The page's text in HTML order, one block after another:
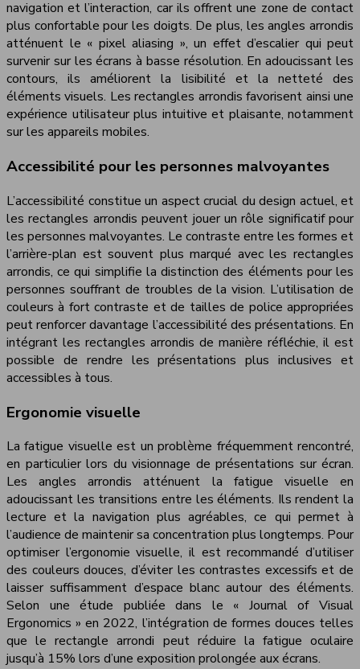
navigation et l’interaction, car ils offrent une zone de contact
plus confortable pour les doigts. De plus, les angles arrondis
atténuent le « pixel aliasing », un effet d’escalier qui peut
survenir sur les écrans à basse résolution. En adoucissant les
contours, ils améliorent la lisibilité et la netteté des
éléments visuels. Les rectangles arrondis favorisent ainsi une
expérience utilisateur plus intuitive et plaisante, notamment
sur les appareils mobiles.
Accessibilité pour les personnes malvoyantes
L’accessibilité constitue un aspect crucial du design actuel, et
les rectangles arrondis peuvent jouer un rôle significatif pour
les personnes malvoyantes. Le contraste entre les formes et
l’arrière-plan est souvent plus marqué avec les rectangles
arrondis, ce qui simplifie la distinction des éléments pour les
personnes souffrant de troubles de la vision. L’utilisation de
couleurs à fort contraste et de tailles de police appropriées
peut renforcer davantage l’accessibilité des présentations. En
intégrant les rectangles arrondis de manière réfléchie, il est
possible de rendre les présentations plus inclusives et
accessibles à tous.
Ergonomie visuelle
La fatigue visuelle est un problème fréquemment rencontré,
en particulier lors du visionnage de présentations sur écran.
Les angles arrondis atténuent la fatigue visuelle en
adoucissant les transitions entre les éléments. Ils rendent la
lecture et la navigation plus agréables, ce qui permet à
l’audience de maintenir sa concentration plus longtemps. Pour
optimiser l’ergonomie visuelle, il est recommandé d’utiliser
des couleurs douces, d’éviter les contrastes excessifs et de
laisser suffisamment d’espace blanc autour des éléments.
Selon une étude publiée dans le « Journal of Visual
Ergonomics » en 2022, l’intégration de formes douces telles
que le rectangle arrondi peut réduire la fatigue oculaire
jusqu’à 15% lors d’une exposition prolongée aux écrans.